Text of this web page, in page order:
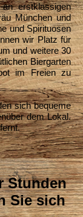
erstklassigen
München und
und Spirituosen
wir Platz für
und weitere 30
Biergarten
im Freien zu
sich bequeme
dem Lokal.
Stunden
Sie sich